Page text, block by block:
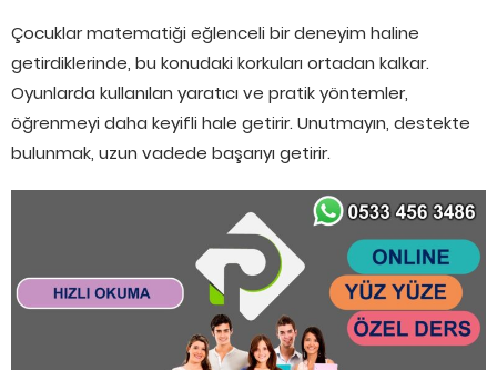
Çocuklar matematiği eğlenceli bir deneyim haline
getirdiklerinde, bu konudaki korkuları ortadan kalkar.
Oyunlarda kullanılan yaratıcı ve pratik yöntemler,
öğrenmeyi daha keyifli hale getirir. Unutmayın, destekte
bulunmak, uzun vadede başarıyı getirir.